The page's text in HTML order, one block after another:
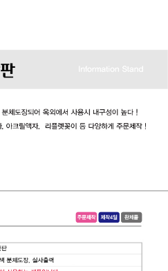
산을 위한 샘플 이미지입니다.
이즈 단위 mm 프레임 사이즈 자
이는 화면)
면 [이미지 및 보이는 화면 사이